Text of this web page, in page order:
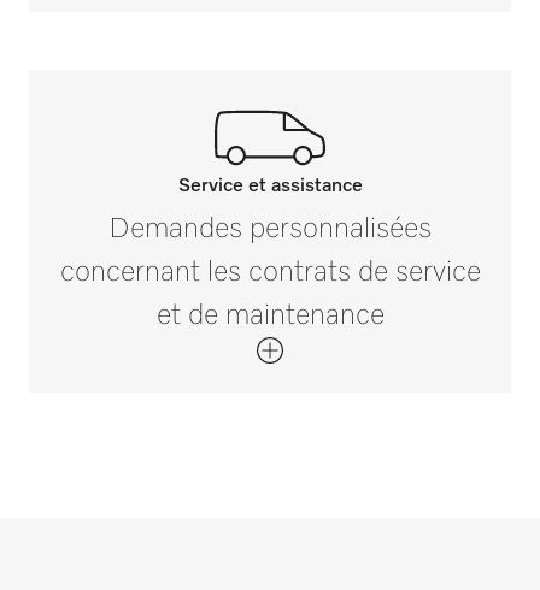
Contactez-nous
Si vous avez des questions ou souhaitez
plus d’informations, veuillez nous
contacter au 01 49 39 44 44*
Service et assistance
Demandes personnalisées
concernant les contrats de service
et de maintenance